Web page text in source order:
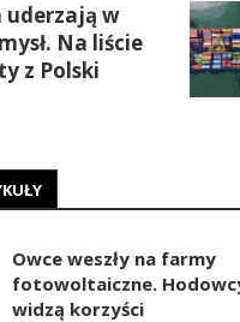
uderzają w
Na liście
z Polski
Owce weszły na farmy
fotowoltaiczne.
widzą korzyści